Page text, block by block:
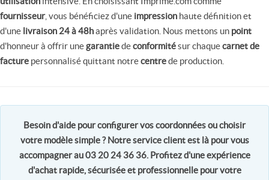
fournisseur, vous bénéficiez d'une impression haute définition et
d'une livraison 24 à 48haprès validation. Nous mettons un point
d'honneur à offrir unegarantiedeconformitésur chaquecarnet de
facture personnalisé quittant notrecentrede production.
Besoin d'aide pour configurer voscoordonnéesou choisir
votre modèle simple? Notreservice clientest là pour vous
accompagner au 03 20 24 36 36. Profitez d'uneexpérience
d'achat rapide,sécuriséeet professionnellepour votre